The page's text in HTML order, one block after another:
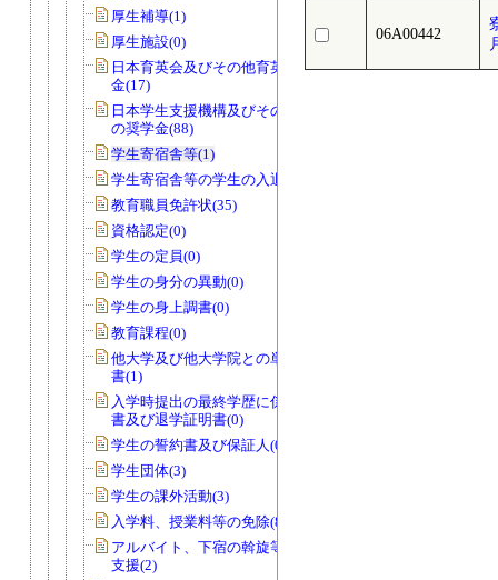
厚生補導(1)
厚生施設(0)
日本育英会及びその他育英団体の奨学
金(17)
日本学生支援機構及びその他育英団体
の奨学金(88)
学生寄宿舎等(1)
学生寄宿舎等の学生の入退寮(0)
教育職員免許状(35)
資格認定(0)
学生の定員(0)
学生の身分の異動(0)
学生の身上調書(0)
教育課程(0)
他大学及び他大学院との単位互換協定
書(1)
入学時提出の最終学歴に係る卒業証明
書及び退学証明書(0)
学生の誓約書及び保証人(0)
学生団体(3)
学生の課外活動(3)
入学料、授業料等の免除(80)
アルバイト、下宿の斡旋等学生の生活
支援(2)
06A00442